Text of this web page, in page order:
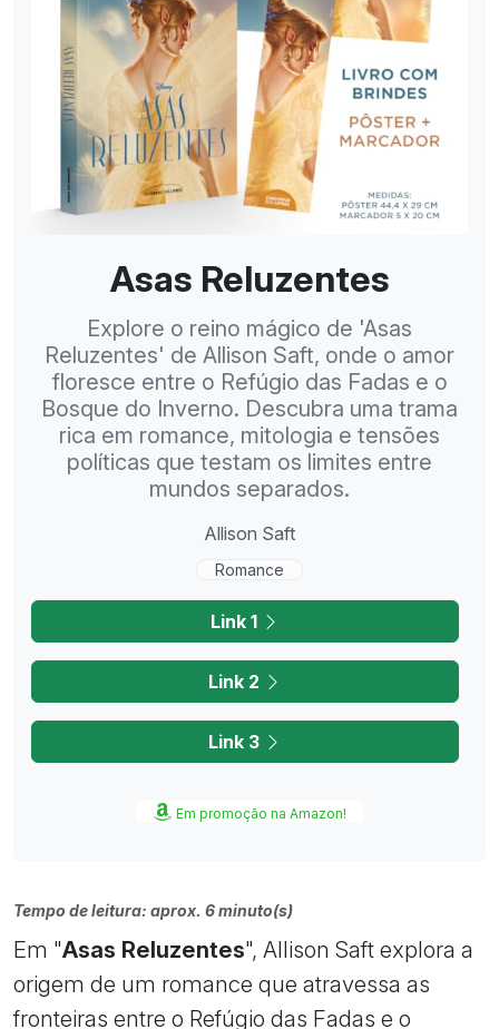
Asas Reluzentes
Explore o reino mágico de 'Asas
Reluzentes' de Allison Saft, onde o amor
floresce entre o Refúgio das Fadas e o
Bosque do Inverno. Descubra uma trama
rica em romance, mitologia e tensões
políticas que testam os limites entre
mundos separados.
Allison Saft
Romance
Link 1
Link 2
Link 3
Em promoção na Amazon!
Tempo de leitura: aprox. 6 minuto(s)
Em "Asas Reluzentes", Allison Saft explora a
origem de um romance que atravessa as
fronteiras entre o Refúgio das Fadas e o